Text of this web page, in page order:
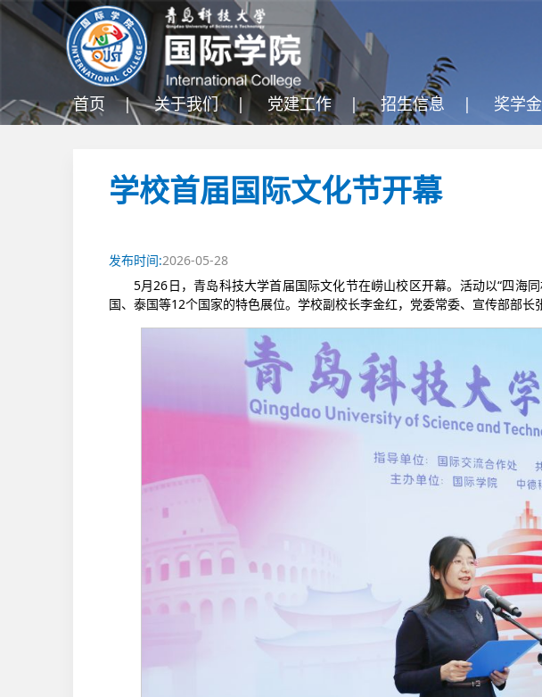
首页 | 关于我们 | 党建工作 | 招生信息 | 奖学
学校首届国际文化节开幕
发布时间:2026-05-28
5月26日，青岛科技大学首届国际文化节在崂山校区开幕。活动以“四海
国、泰国等12个国家的特色展位。学校副校长李金红，党委常委、宣传部部长